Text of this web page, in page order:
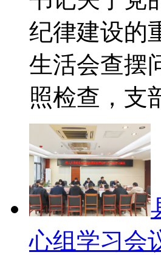
纪律建设的
生活会查摆
照检查，
心组学习会